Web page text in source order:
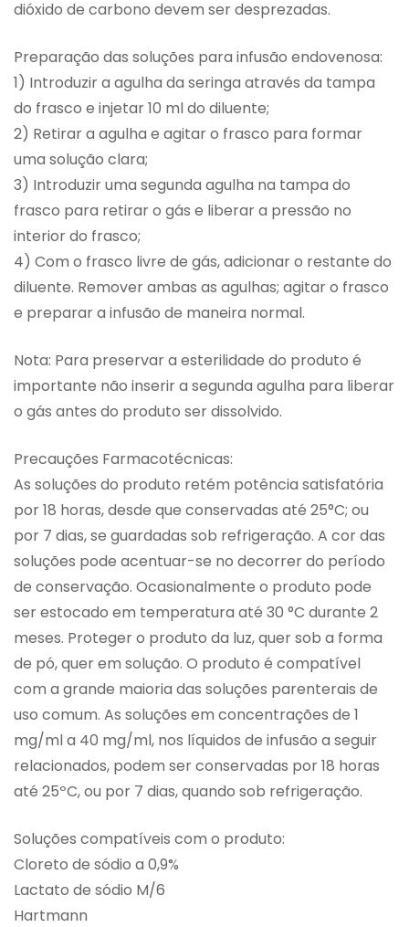
dióxido de carbono devem ser desprezadas.
Preparação das soluções para infusão endovenosa:
1) Introduzir a agulha da seringa através da tampa
do frasco e injetar 10 ml do diluente;
2) Retirar a agulha e agitar o frasco para formar
uma solução clara;
3) Introduzir uma segunda agulha na tampa do
frasco para retirar o gás e liberar a pressão no
interior do frasco;
4) Com o frasco livre de gás, adicionar o restante do
diluente. Remover ambas as agulhas; agitar o frasco
e preparar a infusão de maneira normal.
Nota: Para preservar a esterilidade do produto é
importante não inserir a segunda agulha para liberar
o gás antes do produto ser dissolvido.
Precauções Farmacotécnicas:
As soluções do produto retém potência satisfatória
por 18 horas, desde que conservadas até 25°C; ou
por 7 dias, se guardadas sob refrigeração. A cor das
soluções pode acentuar-se no decorrer do período
de conservação. Ocasionalmente o produto pode
ser estocado em temperatura até 30 °C durante 2
meses. Proteger o produto da luz, quer sob a forma
de pó, quer em solução. O produto é compatível
com a grande maioria das soluções parenterais de
uso comum. As soluções em concentrações de 1
mg/ml a 40 mg/ml, nos líquidos de infusão a seguir
relacionados, podem ser conservadas por 18 horas
até 25ºC, ou por 7 dias, quando sob refrigeração.
Soluções compatíveis com o produto:
Cloreto de sódio a 0,9%
Lactato de sódio M/6
Hartmann